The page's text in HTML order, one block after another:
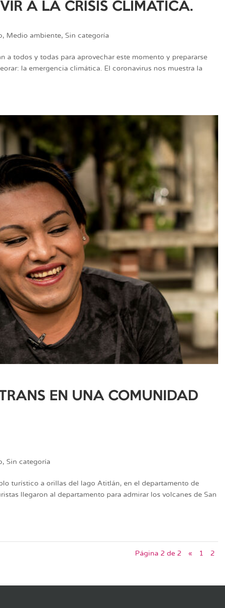
A LA CRISIS CLIMÁTICA.
, Medio ambiente, Sin categoría
a todos y todas para aprovechar este momento y prepararse
la emergencia climática. El coronavirus nos muestra la
EN UNA COMUNIDAD
, Sin categoría
turístico a orillas del lago Atitlán, en el departamento de
llegaron al departamento para admirar los volcanes de San
Página 2 de 2 « 1 2